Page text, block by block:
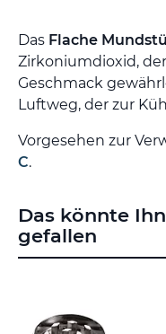
Das Flache
Zirkoniumdioxid,
Geschmack
Luftweg, der zur
Vorgesehen zur
C.
Das könnte
gefallen